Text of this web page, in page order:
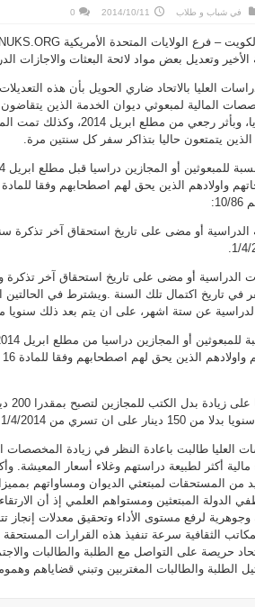
في شباب و طلاب 2014/10/11
0
وتعديل بعض مواد لائحة البعثات والاجازات
العليا بالاتحاد ضاري الحويل بأن هذه
المالية لمبعوثي ديوان الخدمة الذين
الاطباء بواقع 100 دينار شهريا،
الذين يتمتعون حاليا بتذاكر سفر كل سنتين مرة.
تاريخ اكتمال تلك السنة .ويشترط في الحالتين
الدراسية عن ستة اشهر، على ان يتم بعد ذلك سنويا
العليا طالبت باعادة النظر في زيادة المخصصات
مالية أكثر لطبيعة دراستهم وغلاء أسعار المعيشة.
من المستحقات لمبتعثي الديوان ومساواتهم
الدولة المبتعثين ومستواهم العلمي إذ أن
لرفع مستوى الأداء وتحقيق معدلات إنجاز
الثقافية سرعة تنفيذ هذه القرارات المستحقة
حريصة على التواصل مع الطلبة والطالبات
الطلبة والطالبات المغتربين وتبني قضاياهم